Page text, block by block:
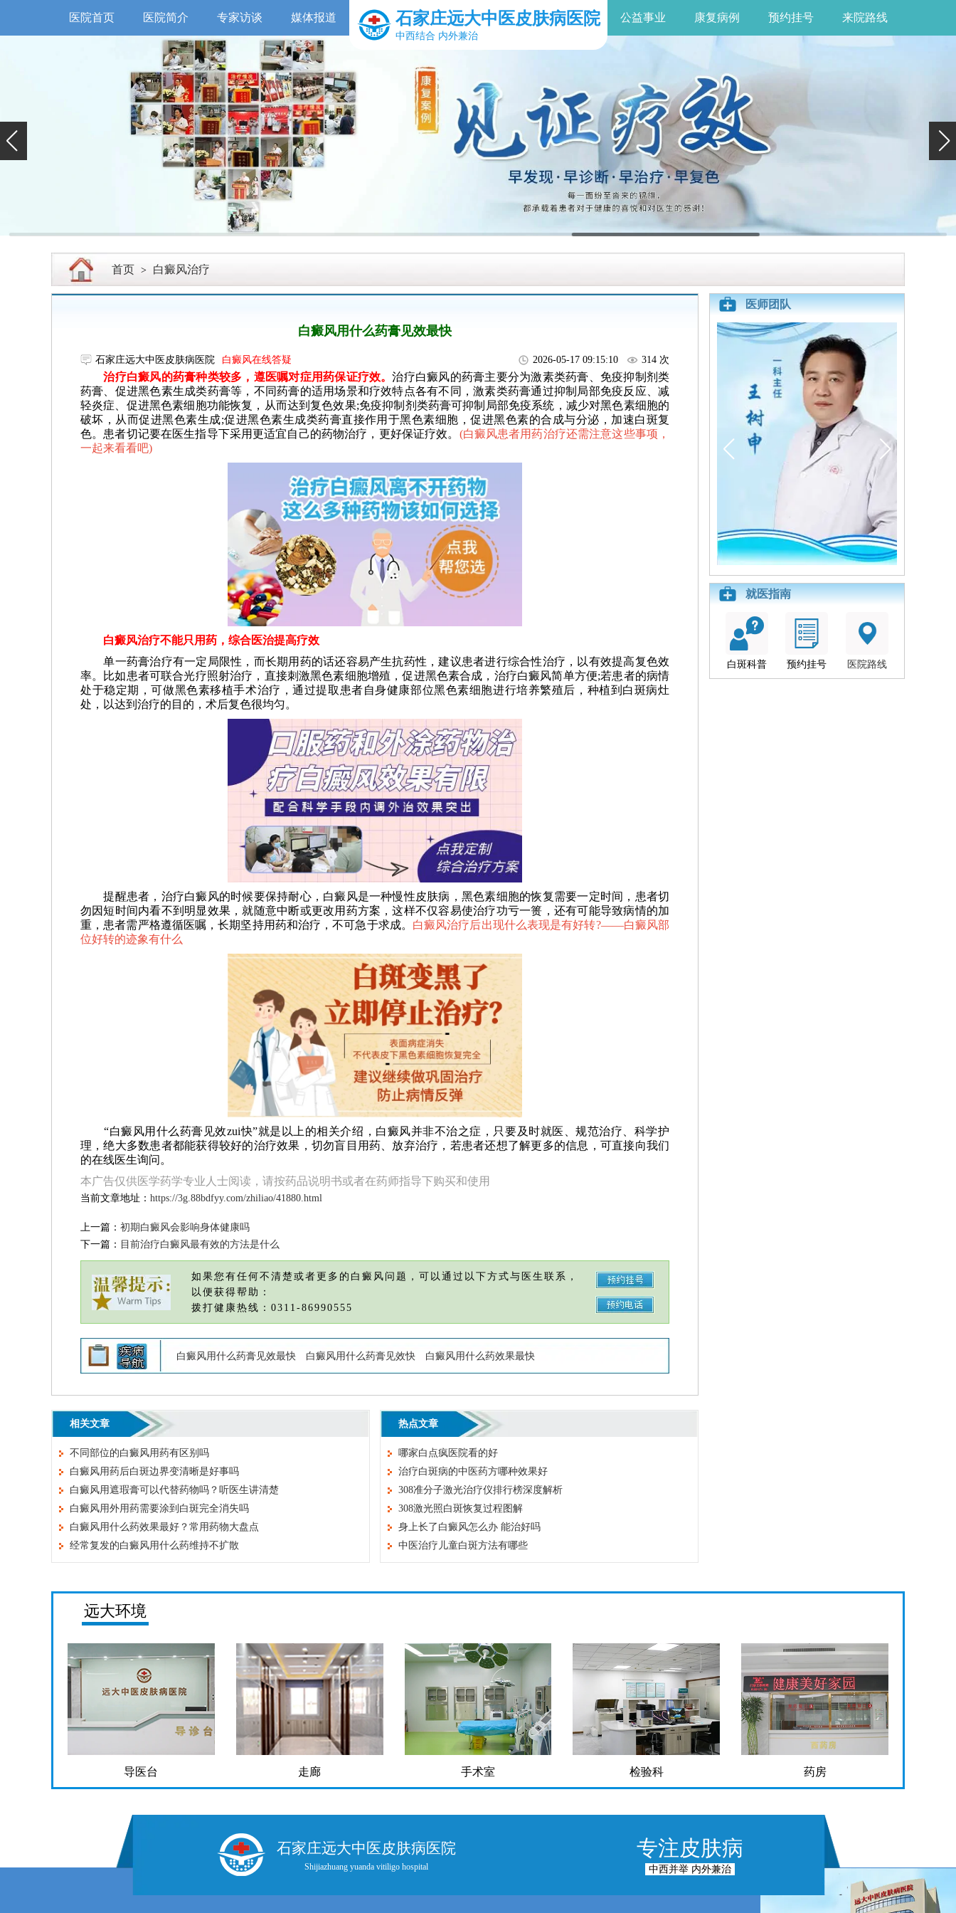
医院首页 医院简介 专家访谈 媒体报道 石家庄远大中医皮肤病医院
中西结合 内外兼治
公益事业 康复病例 预约挂号 来院路线
首页 > 白癜风治疗
白癜风用什么药膏见效最快
石家庄远大中医皮肤病医院 白癜风在线答疑 2026-05-17 09:15:10 314 次
治疗白癜风的药膏种类较多，遵医嘱对症用药保证疗效。治疗白癜风的药膏主要分为激素类药膏、免疫抑制剂类
药膏、促进黑色素生成类药膏等，不同药膏的适用场景和疗效特点各有不同，激素类药膏通过抑制局部免疫反应、减
轻炎症、促进黑色素细胞功能恢复，从而达到复色效果;免疫抑制剂类药膏可抑制局部免疫系统，减少对黑色素细胞的
破坏，从而促进黑色素生成;促进黑色素生成类药膏直接作用于黑色素细胞，促进黑色素的合成与分泌，加速白斑复
色。患者切记要在医生指导下采用更适宜自己的药物治疗，更好保证疗效。 (白癜风患者用药治疗还需注意这些事项，
一起来看看吧)
白癜风治疗不能只用药，综合医治提高疗效
单一药膏治疗有一定局限性，而长期用药的话还容易产生抗药性，建议患者进行综合性治疗，以有效提高复色效
率。比如患者可联合光疗照射治疗，直接刺激黑色素细胞增殖，促进黑色素合成，治疗白癜风简单方便;若患者的病情
处于稳定期，可做黑色素移植手术治疗，通过提取患者自身健康部位黑色素细胞进行培养繁殖后，种植到白斑病灶
处，以达到治疗的目的，术后复色很均匀。
提醒患者，治疗白癜风的时候要保持耐心，白癜风是一种慢性皮肤病，黑色素细胞的恢复需要一定时间，患者切
勿因短时间内看不到明显效果，就随意中断或更改用药方案，这样不仅容易使治疗功亏一篑，还有可能导致病情的加
重，患者需严格遵循医嘱，长期坚持用药和治疗，不可急于求成。 白癜风治疗后出现什么表现是有好转?——白癜风部
位好转的迹象有什么
“白癜风用什么药膏见效zui快”就是以上的相关介绍，白癜风并非不治之症，只要及时就医、规范治疗、科学护
理，绝大多数患者都能获得较好的治疗效果，切勿盲目用药、放弃治疗，若患者还想了解更多的信息，可直接向我们
的在线医生询问。
本广告仅供医学药学专业人士阅读，请按药品说明书或者在药师指导下购买和使用
当前文章地址： https://3g.88bdfyy.com/zhiliao/41880.html
上一篇： 初期白癜风会影响身体健康吗
下一篇： 目前治疗白癜风最有效的方法是什么
如果您有任何不清楚或者更多的白癜风问题，可以通过以下方式与医生联系，
以便获得帮助：
拨打健康热线：0311-86990555
白癜风用什么药膏见效最快 白癜风用什么药膏见效快 白癜风用什么药效果最快
相关文章
不同部位的白癜风用药有区别吗
白癜风用药后白斑边界变清晰是好事吗
白癜风用遮瑕膏可以代替药物吗？听医生讲清楚
白癜风用外用药需要涂到白斑完全消失吗
白癜风用什么药效果最好？常用药物大盘点
经常复发的白癜风用什么药维持不扩散
热点文章
哪家白点疯医院看的好
治疗白斑病的中医药方哪种效果好
308准分子激光治疗仪排行榜深度解析
308激光照白斑恢复过程图解
身上长了白癜风怎么办 能治好吗
中医治疗儿童白斑方法有哪些
医师团队
就医指南
白斑科普 预约挂号 医院路线
远大环境
导医台 走廊 手术室 检验科 药房
石家庄远大中医皮肤病医院
Shijiazhuang yuanda vitiligo hospital
专注皮肤病
中西并举 内外兼治